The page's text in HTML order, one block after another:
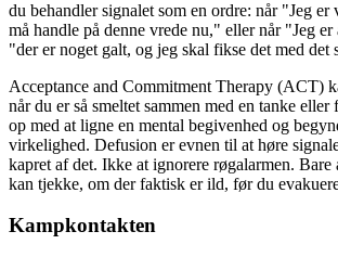
du behandler signalet som en ordre: når "Jeg
må handle på denne vrede nu," eller når "Jeg
"der er noget galt, og jeg skal fikse det med det
Acceptance and Commitment Therapy (ACT)
når du er så smeltet sammen med en tanke eller
op med at ligne en mental begivenhed og
virkelighed. Defusion er evnen til at høre
kapret af det. Ikke at ignorere røgalarmen. Bare
kan tjekke, om der faktisk er ild, før du
Kampkontakten